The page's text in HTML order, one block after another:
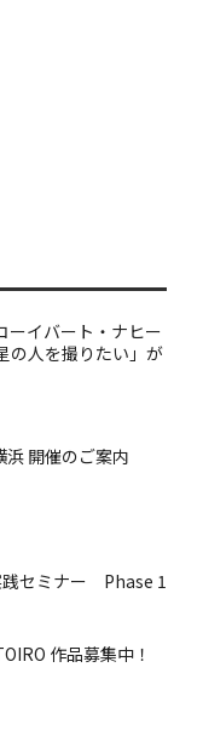
ーイバート・ナヒー
人を撮りたい」が
浜 開催のご案内
践セミナー Phase 1
作品募集中！